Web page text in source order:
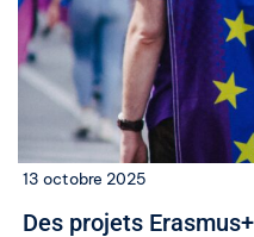
13 octobre 2025
Des projets